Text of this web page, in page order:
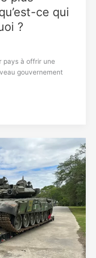
ce qui
?
pays à offrir une
gouvernement